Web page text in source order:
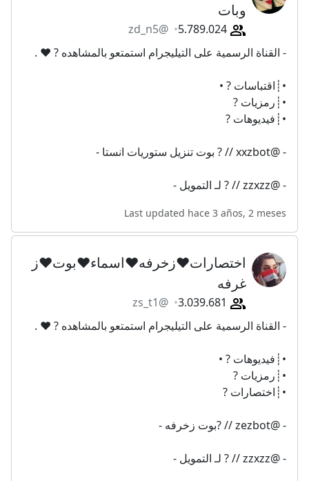
وبات
@zd_n5
- القناة الرسمية على التيليجرام استمتعو بالمشاهده ? ♥️ .
•┊اقتباسات ? •
•┊رمزيات ?
•┊فيديوهات ?
- @xxzbot // ? بوت تنزيل ستوريات انستا -
- @zzxzz // ? لـ التمويل -
Last updated hace 3 años, 2 meses
اختصارات♥️زخرفه♥️اسماء♥️بوت♥️ز
غرفه
@zs_t1
- القناة الرسمية على التيليجرام استمتعو بالمشاهده ? ♥️ .
•┊فيديوهات ? •
•┊رمزيات ?
•┊اختصارات ?
- @zezbot // ?بوت زخرفه -
- @zzxzz // ? لـ التمويل -